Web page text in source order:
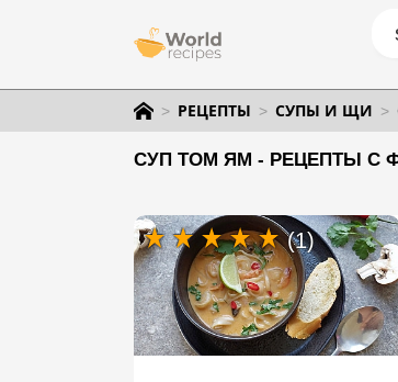
РЕЦЕПТЫ СУПЫ И ЩИ
СУП ТОМ ЯМ - РЕЦЕПТЫ С
(1)